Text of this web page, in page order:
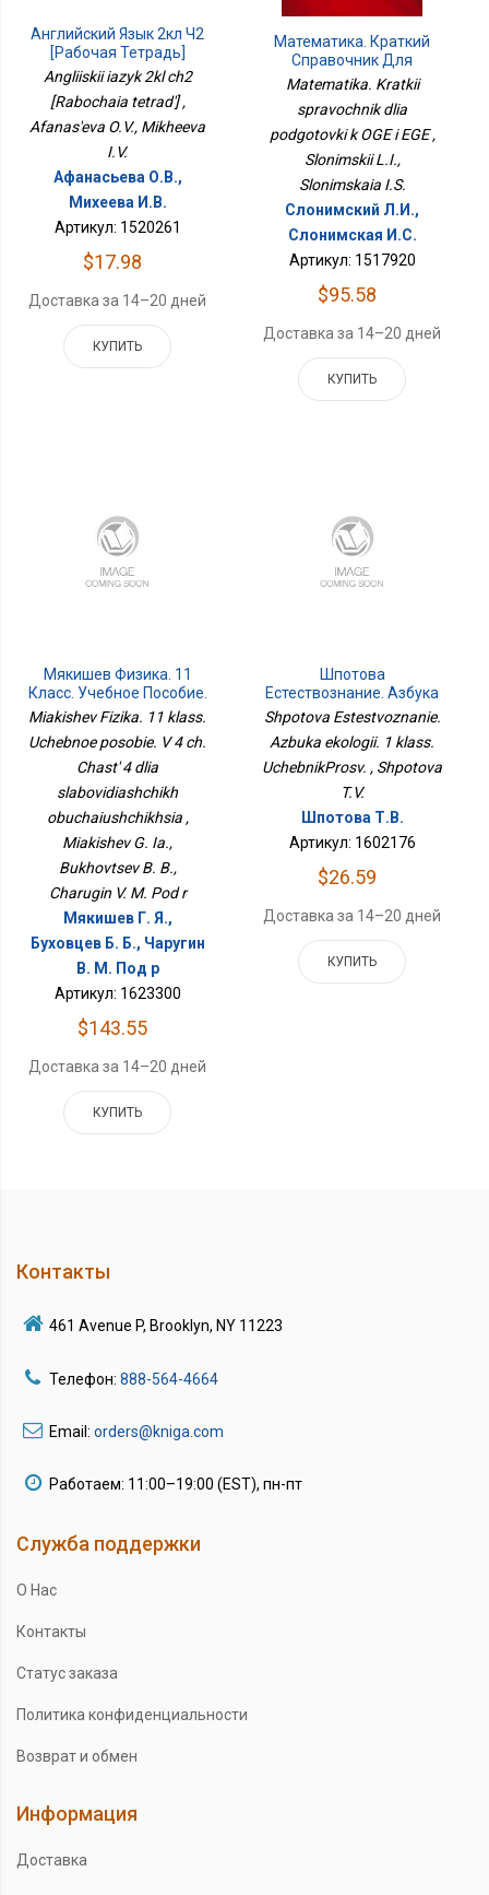
Английский Язык 2кл Ч2
[Рабочая Тетрадь]
Angliiskii iazyk 2kl ch2
[Rabochaia tetrad'] ,
Afanas'eva O.V., Mikheeva
I.V.
Афанасьева О.В.,
Михеева И.В.
Артикул: 1520261
$17.98
Доставка за 14–20 дней
КУПИТЬ
Математика. Краткий
Справочник Для
Подготовки К ОГЭ И ЕГЭ
Matematika. Kratkii
spravochnik dlia
podgotovki k OGE i EGE ,
Slonimskii L.I.,
Slonimskaia I.S.
Слонимский Л.И.,
Слонимская И.С.
Артикул: 1517920
$95.58
Доставка за 14–20 дней
КУПИТЬ
Мякишев Физика. 11
Класс. Учебное Пособие.
В 4 Ч. Часть 4 Для
Обучающихся
Miakishev Fizika. 11 klass.
Uchebnoe posobie. V 4 ch.
Chast' 4 dlia
slabovidiashchikh
obuchaiushchikhsia ,
Miakishev G. Ia.,
Bukhovtsev B. B.,
Charugin V. M. Pod r
Мякишев Г. Я.,
Буховцев Б. Б., Чаругин
В. М. Под р
Артикул: 1623300
$143.55
Доставка за 14–20 дней
КУПИТЬ
Шпотова
Естествознание. Азбука
Экологии. 1 Класс.
Shpotova Estestvoznanie.
Azbuka ekologii. 1 klass.
UchebnikProsv. , Shpotova
T.V.
Шпотова Т.В.
Артикул: 1602176
$26.59
Доставка за 14–20 дней
КУПИТЬ
Контакты
461 Avenue P, Brooklyn, NY 11223
Телефон: 888-564-4664
Email: orders@kniga.com
Работаем: 11:00–19:00 (EST), пн-пт
Служба поддержки
О Нас
Контакты
Статус заказа
Политика конфиденциальности
Возврат и обмен
Информация
Доставка